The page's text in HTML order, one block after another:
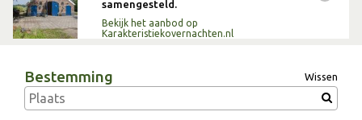
samengesteld.
Bekijk het aanbod op
Karakteristiekovernachten.nl
Bestemming Wissen